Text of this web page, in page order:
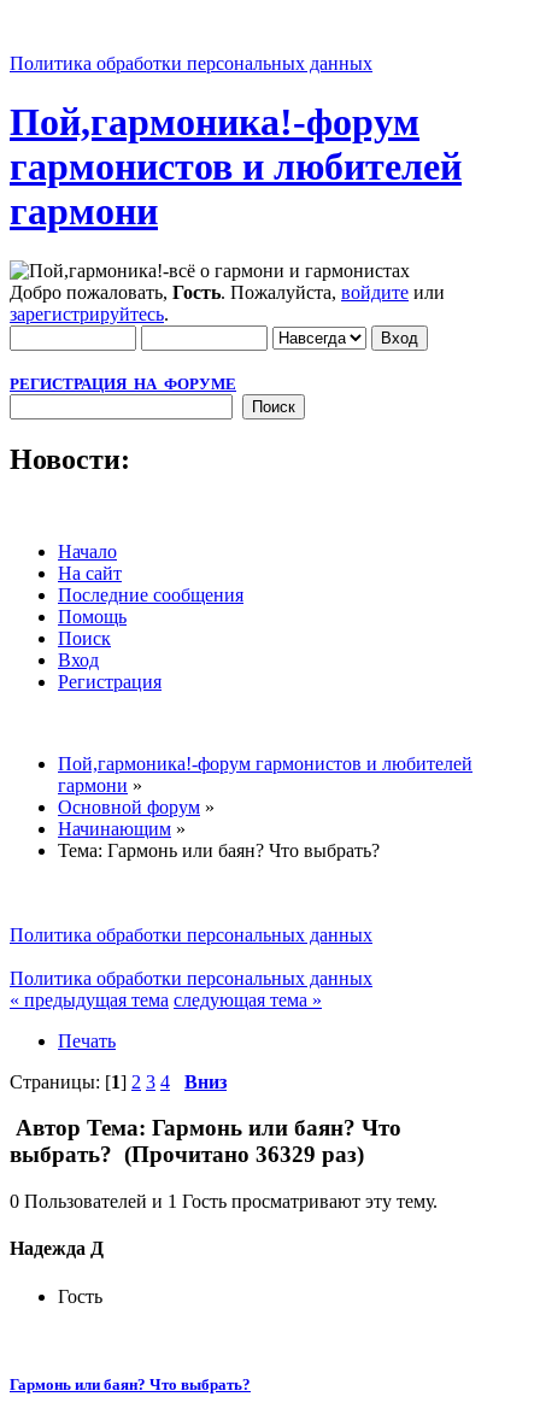
Политика обработки персональных данных
Пой,гармоника!-форум
гармонистов и любителей
гармони
Добро пожаловать, Гость. Пожалуйста, войдите или
зарегистрируйтесь.
РЕГИСТРАЦИЯ НА ФОРУМЕ
Новости:
Начало
На сайт
Последние сообщения
Помощь
Поиск
Вход
Регистрация
Пой,гармоника!-форум гармонистов и любителей
гармони »
Основной форум »
Начинающим »
Тема: Гармонь или баян? Что выбрать?
Политика обработки персональных данных
Политика обработки персональных данных
« предыдущая тема следующая тема »
Печать
Страницы: [1] 2 3 4 Вниз
Автор Тема: Гармонь или баян? Что
выбрать? (Прочитано 36329 раз)
0 Пользователей и 1 Гость просматривают эту тему.
Надежда Д
Гость
Гармонь или баян? Что выбрать?